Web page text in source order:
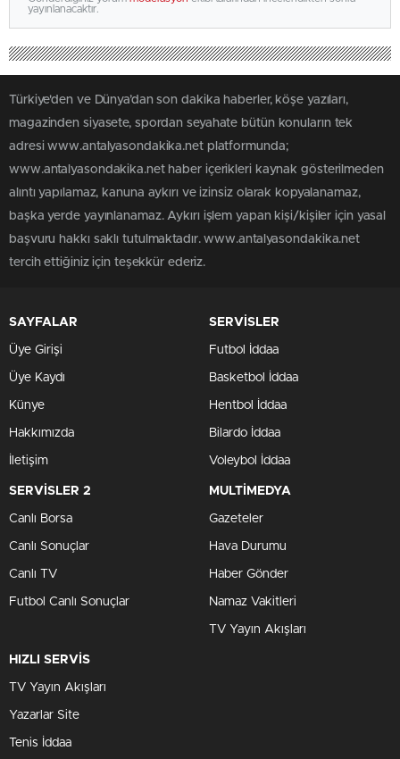
yayınlanacaktır.
Türkiye'den ve Dünya’dan son dakika haberler, köşe yazıları,
magazinden siyasete, spordan seyahate bütün konuların tek
adresi www.antalyasondakika.net platformunda;
www.antalyasondakika.net haber içerikleri kaynak gösterilmeden
alıntı yapılamaz, kanuna aykırı ve izinsiz olarak kopyalanamaz,
başka yerde yayınlanamaz. Aykırı işlem yapan kişi/kişiler için yasal
başvuru hakkı saklı tutulmaktadır. www.antalyasondakika.net
tercih ettiğiniz için teşekkür ederiz.
SAYFALAR
Üye Girişi
Üye Kaydı
Künye
Hakkımızda
İletişim
SERVİSLER
Futbol İddaa
Basketbol İddaa
Hentbol İddaa
Bilardo İddaa
Voleybol İddaa
SERVİSLER 2
Canlı Borsa
Canlı Sonuçlar
Canlı TV
Futbol Canlı Sonuçlar
MULTİMEDYA
Gazeteler
Hava Durumu
Haber Gönder
Namaz Vakitleri
TV Yayın Akışları
HIZLI SERVİS
TV Yayın Akışları
Yazarlar Site
Tenis İddaa